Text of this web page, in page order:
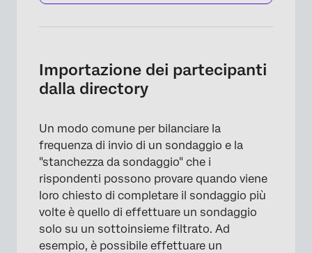
Importazione dei partecipanti
dalla directory
Un modo comune per bilanciare la
frequenza di invio di un sondaggio e la
"stanchezza da sondaggio" che i
rispondenti possono provare quando viene
loro chiesto di completare il sondaggio più
volte è quello di effettuare un sondaggio
solo su un sottoinsieme filtrato. Ad
esempio, è possibile effettuare un